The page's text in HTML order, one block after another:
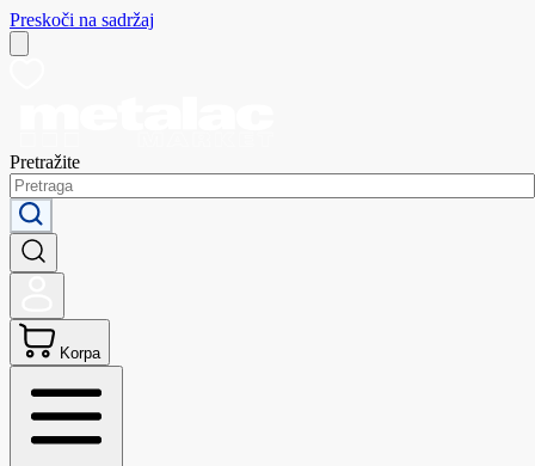
Preskoči na sadržaj
Pretražite
Korpa